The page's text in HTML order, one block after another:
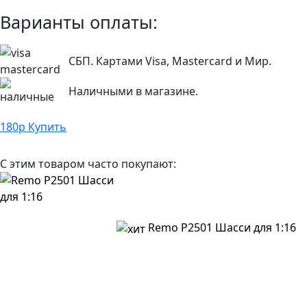
Варианты оплаты:
СБП. Картами Visa, Mastercard и Мир.
Наличными в магазине.
180р Купить
С этим товаром часто покупают:
Remo P2501 Шасси для 1:16